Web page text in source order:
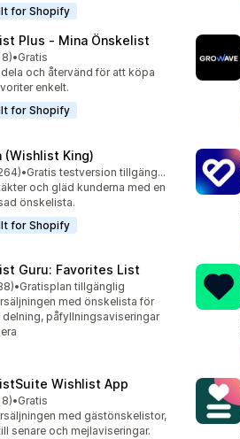
for Shopify
Plus ‑ Mina Önskelist
stjärnor
totalt
•Gratis
och återvänd för att köpa
enkelt.
for Shopify
(Wishlist King)
stjärnor
totalt
•
Gratis testversion tillgänglig
och gläd kunderna med en
önskelista.
for Shopify
Guru: Favorites List
stjärnor
totalt
•Gratisplan tillgänglig
med önskelista för
delning, påfyllningsaviseringar
Wishlist App
stjärnor
totalt
•Gratis
med gästönskelistor,
senare och mejlaviseringar.